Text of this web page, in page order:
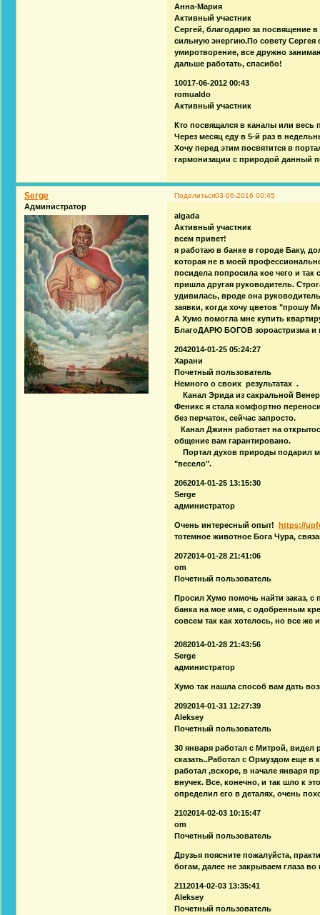
Анна-Мария
Активный участник
Сергей, благодарю за посвящение
сильную энергию.По совету Сергея
умиротворение, все дружно
дальше работать, спасибо!
10017-06-2012 00:43
romualdo
Активный участник
Кто посвящался в каналы или весь
Через месяц еду в 5-й раз в
Хочу перед этим посвятится в
гармонизации с природой данный
Поделиться03-06-2016 00:45
Serge
Администратор
algada
Активный участник
всем привет!
я работаю в банке в городе Баку,
которая не в моей
посидела попросила кое чего и
пришла другая руководитель.
удивилась, вроде она
заявки, когда хочу цветов "прошу
А Хумо помогла мне купить
БлагоДАРЮ БОГОВ зороастризма и
2042014-01-25 05:24:27
Харани
Почетный пользователь
Немного о своих результатах .
Канал Эрида из сакральной
Феникс я стала комфортно
без перчаток, сейчас запросто.
Канал Джинн работает на
общение вам гарантировано.
Портал духов природы подарил
"весело".
2062014-01-25 13:15:30
Serge
администратор
Очень интересный опыт!https://
тотемное животное Бога Чура,
2072014-01-28 21:41:06
om
Почетный пользователь
Просил Хумо помочь найти заказ, с
банка на мое имя, с одобренным
совсем так как хотелось, но все же
2082014-01-28 21:43:56
Serge
администратор
Хумо так нашла способ вам дать
2092014-01-31 12:27:39
Aleksey
Почетный пользователь
30 января работал с Митрой, видел
сказать..Работал с Ормуздом еще
работал ,вскоре, в начале января
внучек. Все, конечно, и так шло к
определил его в деталях, очень
2102014-02-03 10:15:47
om
Почетный пользователь
Друзья поясните пожалуйста,
богам, далее не закрываем глаза
2112014-02-03 13:35:41
Aleksey
Почетный пользователь